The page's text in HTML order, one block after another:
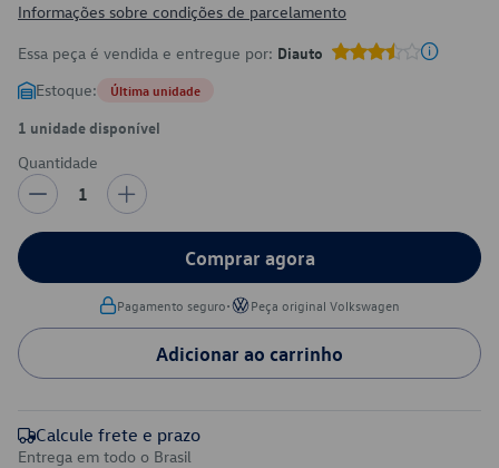
Informações sobre condições de parcelamento
Essa peça é vendida e entregue por: Diauto
Estoque: Última unidade
1 unidade disponível
Quantidade
1
Comprar agora
Pagamento seguro• Peça original Volkswagen
Adicionar ao carrinho
Calcule frete e prazo
Entrega em todo o Brasil